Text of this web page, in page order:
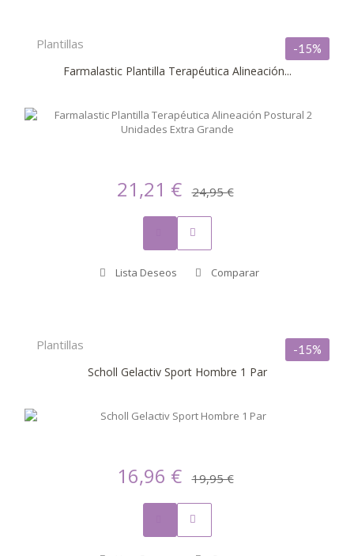
Plantillas
Farmalastic Plantilla Terapéutica Alineación...
-15%
21,21 € 24,95 €
Lista Deseos Comparar
Plantillas
Scholl Gelactiv Sport Hombre 1 Par
-15%
16,96 € 19,95 €